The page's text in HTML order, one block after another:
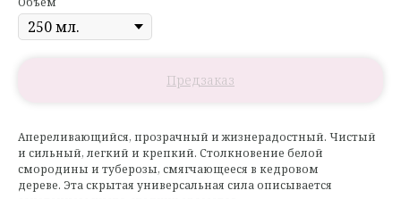
Апереливающийся, прозрачный и жизнерадостный. Чистый
и сильный, легкий и крепкий. Столкновение белой
смородины и туберозы, смягчающееся в кедровом
дереве. Эта скрытая универсальная сила описывается